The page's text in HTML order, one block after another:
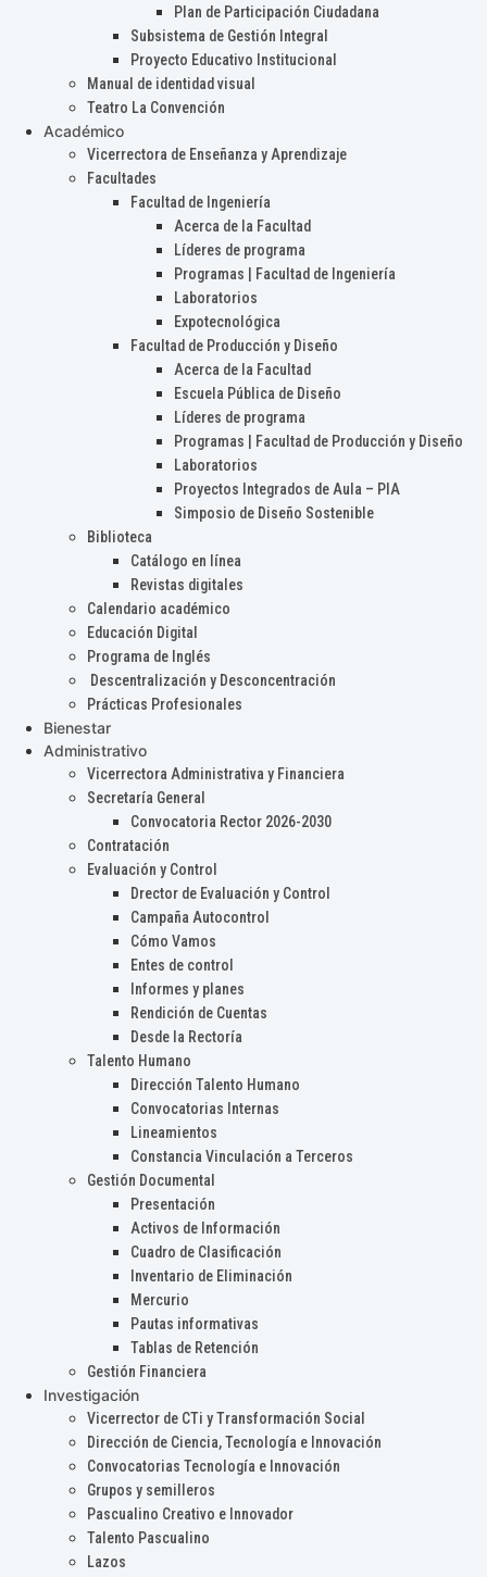
Plan de Participación Ciudadana
Subsistema de Gestión Integral
Proyecto Educativo Institucional
Manual de identidad visual
Teatro La Convención
Académico
Vicerrectora de Enseñanza y Aprendizaje
Facultades
Facultad de Ingeniería
Acerca de la Facultad
Líderes de programa
Programas | Facultad de Ingeniería
Laboratorios
Expotecnológica
Facultad de Producción y Diseño
Acerca de la Facultad
Escuela Pública de Diseño
Líderes de programa
Programas | Facultad de Producción y Diseño
Laboratorios
Proyectos Integrados de Aula – PIA
Simposio de Diseño Sostenible
Biblioteca
Catálogo en línea
Revistas digitales
Calendario académico
Educación Digital
Programa de Inglés
Descentralización y Desconcentración
Prácticas Profesionales
Bienestar
Administrativo
Vicerrectora Administrativa y Financiera
Secretaría General
Convocatoria Rector 2026-2030
Contratación
Evaluación y Control
Drector de Evaluación y Control
Campaña Autocontrol
Cómo Vamos
Entes de control
Informes y planes
Rendición de Cuentas
Desde la Rectoría
Talento Humano
Dirección Talento Humano
Convocatorias Internas
Lineamientos
Constancia Vinculación a Terceros
Gestión Documental
Presentación
Activos de Información
Cuadro de Clasificación
Inventario de Eliminación
Mercurio
Pautas informativas
Tablas de Retención
Gestión Financiera
Investigación
Vicerrector de CTi y Transformación Social
Dirección de Ciencia, Tecnología e Innovación
Convocatorias Tecnología e Innovación
Grupos y semilleros
Pascualino Creativo e Innovador
Talento Pascualino
Lazos